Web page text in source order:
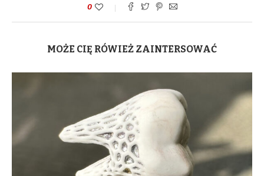
0
MOŻE CIĘ RÓWIEŻ ZAINTERSOWAĆ